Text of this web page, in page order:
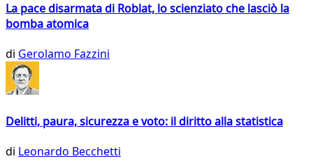
La pace disarmata di Roblat, lo scienziato che lasciò la
bomba atomica
di Gerolamo Fazzini
Delitti, paura, sicurezza e voto: il diritto alla statistica
di Leonardo Becchetti